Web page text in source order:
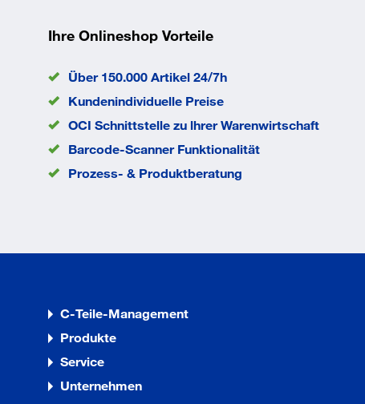
Ihre Onlineshop Vorteile
Über 150.000 Artikel 24/7h
Kundenindividuelle Preise
OCI Schnittstelle zu lhrer Warenwirtschaft
Barcode-Scanner Funktionalität
Prozess- & Produktberatung
C-Teile-Management
Produkte
Service
Unternehmen